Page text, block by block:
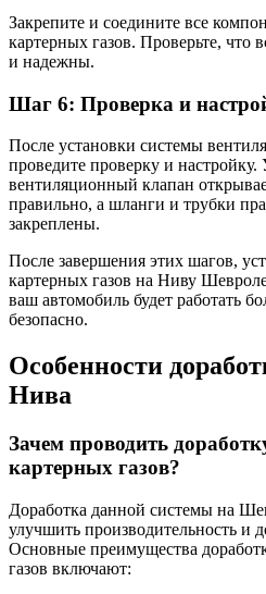
Закрепите и соедините все
картерных газов. Проверьте, что
и надежны.
Шаг 6: Проверка и
После установки системы
проведите проверку и настройку.
вентиляционный клапан
правильно, а шланги и трубки
закреплены.
После завершения этих шагов,
картерных газов на Ниву
ваш автомобиль будет работать
безопасно.
Особенности
Нива
Зачем проводить
картерных газов?
Доработка данной системы на
улучшить производительность и
Основные преимущества
газов включают: